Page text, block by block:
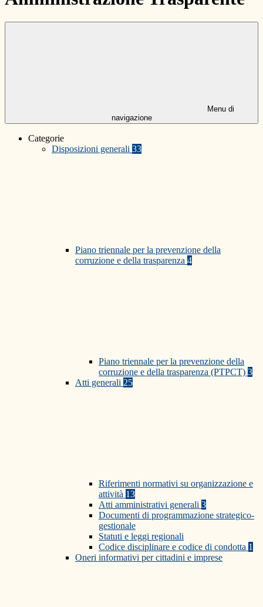
Menu di
navigazione
Categorie
Disposizioni generali 33
Piano triennale per la prevenzione della
corruzione e della trasparenza 4
Piano triennale per la prevenzione della
corruzione e della trasparenza (PTPCT) 3
Atti generali 25
Riferimenti normativi su organizzazione e
attività 13
Atti amministrativi generali 3
Documenti di programmazione strategico-
gestionale
Statuti e leggi regionali
Codice disciplinare e codice di condotta 1
Oneri informativi per cittadini e imprese